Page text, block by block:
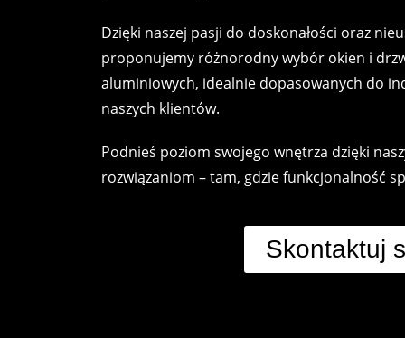
Dzięki naszej pasji do doskonałości oraz
proponujemy różnorodny wybór okien i
aluminiowych, idealnie dopasowanych do
naszych klientów.
Podnieś poziom swojego wnętrza dzięki
rozwiązaniom – tam, gdzie funkcjonalność
Skontaktuj